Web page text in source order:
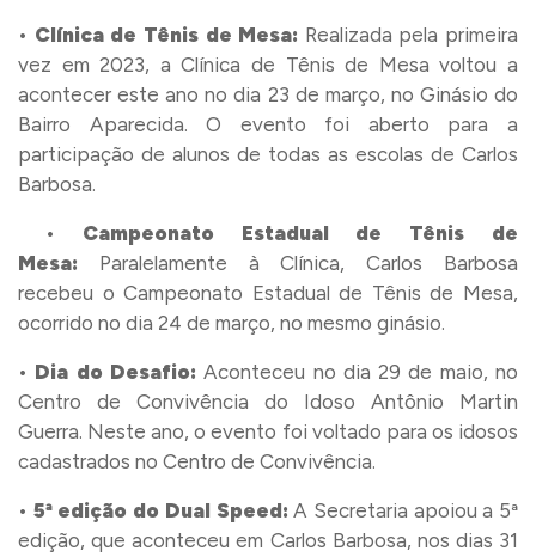
• Clínica de Tênis de Mesa: Realizada pela primeira
vez em 2023, a Clínica de Tênis de Mesa voltou a
acontecer este ano no dia 23 de março, no Ginásio do
Bairro Aparecida. O evento foi aberto para a
participação de alunos de todas as escolas de Carlos
Barbosa.
• Campeonato Estadual de Tênis de
Mesa:
Paralelamente à Clínica, Carlos Barbosa
recebeu o Campeonato Estadual de Tênis de Mesa,
ocorrido no dia 24 de março, no mesmo ginásio.
• Dia do Desafio: Aconteceu no dia 29 de maio, no
Centro de Convivência do Idoso Antônio Martin
Guerra. Neste ano, o evento foi voltado para os idosos
cadastrados no Centro de Convivência.
• 5ª edição do Dual Speed: A Secretaria apoiou a 5ª
edição, que aconteceu em Carlos Barbosa, nos dias 31